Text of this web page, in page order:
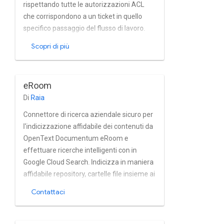
rispettando tutte le autorizzazioni ACL
che corrispondono a un ticket in quello
specifico passaggio del flusso di lavoro.
tuoi ticket
Scopri di più
eRoom
Di Raia
Connettore di ricerca aziendale sicuro per
l'indicizzazione affidabile dei contenuti da
OpenText Documentum eRoom e
effettuare ricerche intelligenti con in
Google Cloud Search. Indicizza in maniera
affidabile repository, cartelle file insieme ai
Contattaci